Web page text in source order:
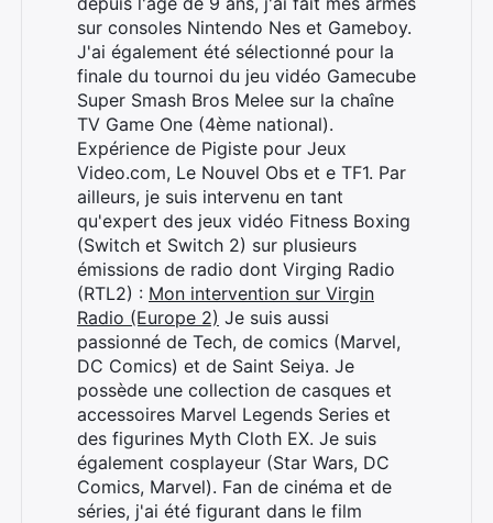
sur consoles Nintendo Nes et Gameboy.
J'ai également été sélectionné pour la
finale du tournoi du jeu vidéo Gamecube
Super Smash Bros Melee sur la chaîne
TV Game One (4ème national).
Expérience de Pigiste pour Jeux
Video.com, Le Nouvel Obs et e TF1. Par
ailleurs, je suis intervenu en tant
qu'expert des jeux vidéo Fitness Boxing
(Switch et Switch 2) sur plusieurs
émissions de radio dont Virging Radio
(RTL2) : Mon intervention sur Virgin
Radio (Europe 2) Je suis aussi
passionné de Tech, de comics (Marvel,
DC Comics) et de Saint Seiya. Je
possède une collection de casques et
accessoires Marvel Legends Series et
des figurines Myth Cloth EX. Je suis
également cosplayeur (Star Wars, DC
Comics, Marvel). Fan de cinéma et de
séries, j'ai été figurant dans le film
Rechercher
: